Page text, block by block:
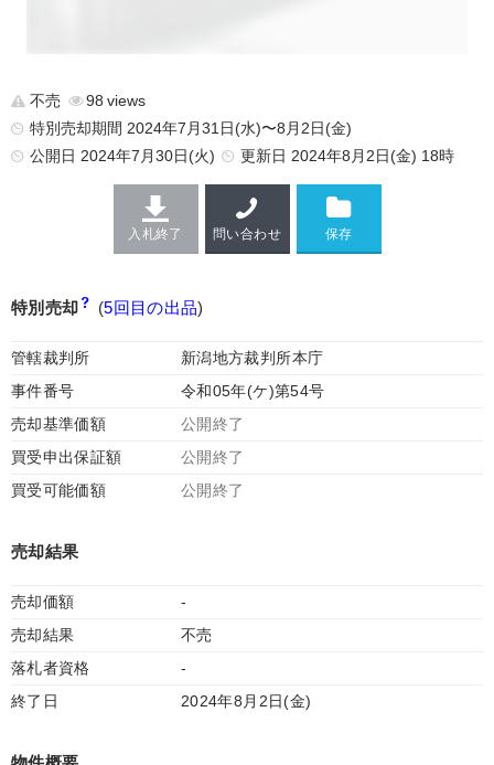
不売
98
特別売却期間 2024年7月31日(水)〜8月2日(金)
公開日 2024年7月30日(火) 更新日 2024年8月2日(金) 18時
入札終了 問い合わせ
特別売却 (5回目の出品)
管轄裁判所
新潟地方裁判所本庁
事件番号
令和05年(ケ)第54号
売却基準価額
公開終了
買受申出保証額
公開終了
買受可能価額
公開終了
売却結果
売却価額
-
売却結果
不売
落札者資格
-
終了日
2024年8月2日(金)